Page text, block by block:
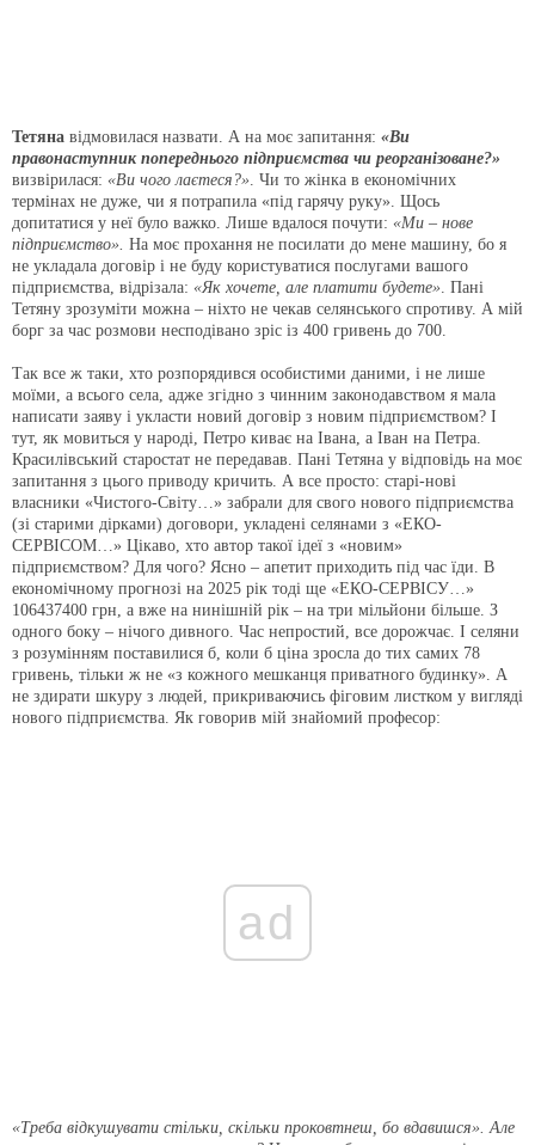
Тетяна відмовилася назвати. А на моє запитання: «Ви
правонаступник попереднього підприємства чи реорганізоване?»
визвірилася: «Ви чого лаєтеся?» . Чи то жінка в економічних
термінах не дуже, чи я потрапила «під гарячу руку». Щось
допитатися у неї було важко. Лише вдалося почути: «Ми – нове
підприємство». На моє прохання не посилати до мене машину, бо я
не укладала договір і не буду користуватися послугами вашого
підприємства, відрізала: «Як хочете, але платити будете» . Пані
Тетяну зрозуміти можна – ніхто не чекав селянського спротиву. А мій
борг за час розмови несподівано зріс із 400 гривень до 700.
Так все ж таки, хто розпорядився особистими даними, і не лише
моїми, а всього села, адже згідно з чинним законодавством я мала
написати заяву і укласти новий договір з новим підприємством? І
тут, як мовиться у народі, Петро киває на Івана, а Іван на Петра.
Красилівський старостат не передавав. Пані Тетяна у відповідь на моє
запитання з цього приводу кричить. А все просто: старі-нові
власники «Чистого-Світу…» забрали для свого нового підприємства
(зі старими дірками) договори, укладені селянами з «ЕКО-
СЕРВІСОМ…» Цікаво, хто автор такої ідеї з «новим»
підприємством? Для чого? Ясно – апетит приходить під час їди. В
економічному прогнозі на 2025 рік тоді ще «ЕКО-СЕРВІСУ…»
106437400 грн, а вже на нинішній рік – на три мільйони більше. З
одного боку – нічого дивного. Час непростий, все дорожчає. І селяни
з розумінням поставилися б, коли б ціна зросла до тих самих 78
гривень, тільки ж не «з кожного мешканця приватного будинку». А
не здирати шкуру з людей, прикриваючись фіговим листком у вигляді
нового підприємства. Як говорив мій знайомий професор:
ad
«Треба відкушувати стільки, скільки проковтнеш, бо вдавишся». Але